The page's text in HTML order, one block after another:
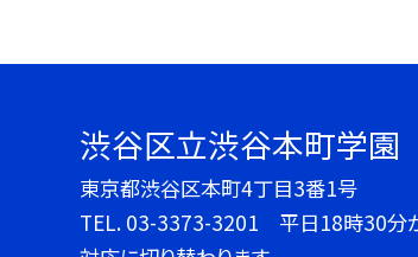
渋谷区立渋谷本町学園
東京都渋谷区本町4丁目3番1号
TEL. 03-3373-3201 平日18時30分か